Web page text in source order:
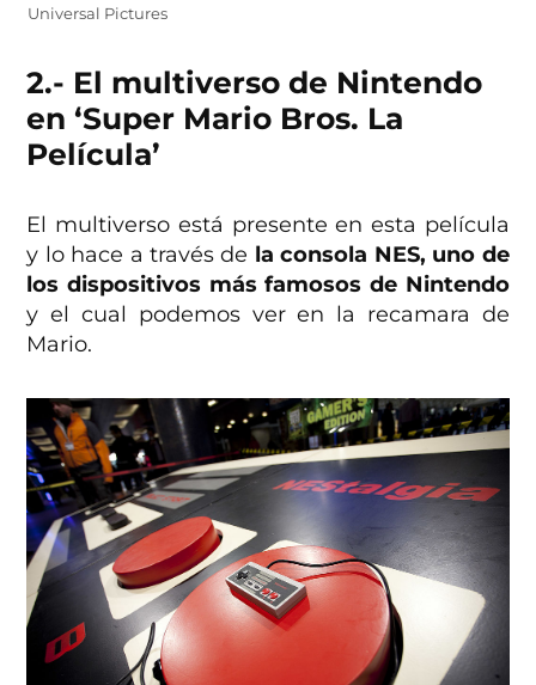
Universal Pictures
2.- El multiverso de Nintendo
en ‘Super Mario Bros. La
Película’
El multiverso está presente en esta película
y lo hace a través de la consola NES, uno de
los dispositivos más famosos de Nintendo
y el cual podemos ver en la recamara de
Mario.